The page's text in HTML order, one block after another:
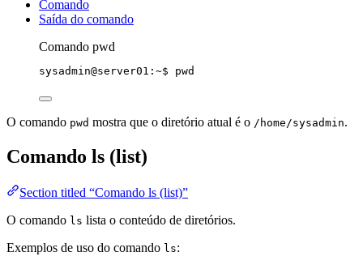
Comando
Saída do comando
Comando pwd
sysadmin@server01:~$ pwd
O comando pwd mostra que o diretório atual é o /home/sysadmin.
Comando ls (list)
Section titled “Comando ls (list)”
O comando ls lista o conteúdo de diretórios.
Exemplos de uso do comando ls: